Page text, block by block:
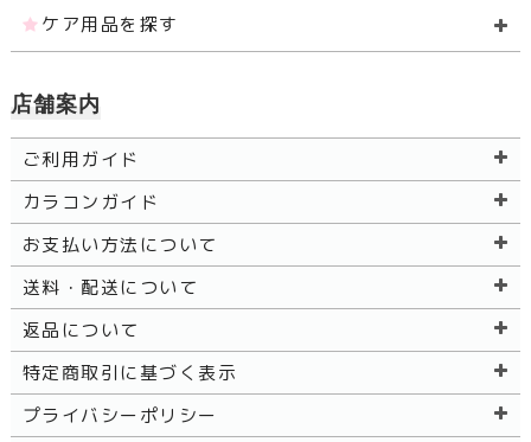
ケア用品を探す
店舗案内
ご利用ガイド
カラコンガイド
お支払い方法について
送料・配送について
返品について
特定商取引に基づく表示
プライバシーポリシー